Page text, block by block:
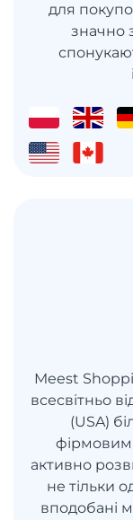
для
значно
Meest
всесвітньо
(USA)
активно
не тільки
вподобані